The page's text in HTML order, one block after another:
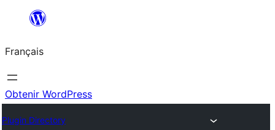
contenu
Français
Obtenir WordPress
Plugin Directory